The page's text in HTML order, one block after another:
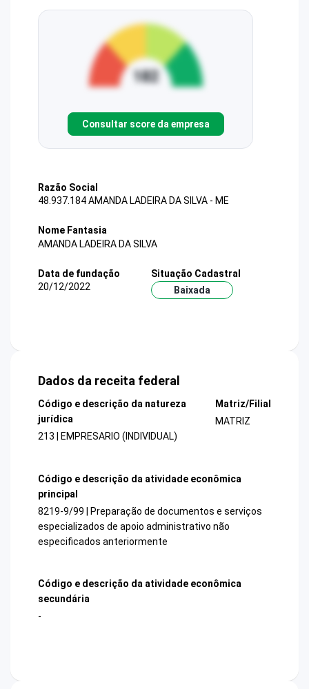
Consultar score da empresa
Razão Social
48.937.184 AMANDA LADEIRA DA SILVA - ME
Nome Fantasia
AMANDA LADEIRA DA SILVA
Data de fundação
20/12/2022
Situação Cadastral
Baixada
Dados da receita federal
Código e descrição da natureza
jurídica
213 | EMPRESARIO (INDIVIDUAL)
Matriz/Filial
MATRIZ
Código e descrição da atividade econômica
principal
8219-9/99 | Preparação de documentos e serviços
especializados de apoio administrativo não
especificados anteriormente
Código e descrição da atividade econômica
secundária
-